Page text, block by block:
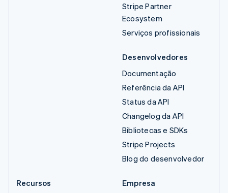
Stripe Partner
Ecosystem
Serviços profissionais
Desenvolvedores
Documentação
Referência da API
Status da API
Changelog da API
Bibliotecas e SDKs
Stripe Projects
Blog do desenvolvedor
Recursos
Empresa